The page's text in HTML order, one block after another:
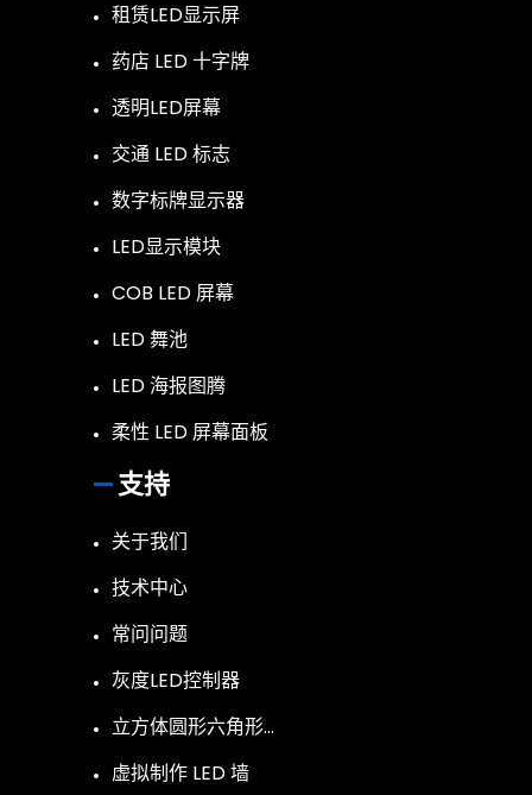
租赁LED显示屏
药店 LED 十字牌
透明LED屏幕
交通 LED 标志
数字标牌显示器
LED显示模块
COB LED 屏幕
LED 舞池
LED 海报图腾
柔性 LED 屏幕面板
支持
关于我们
技术中心
常问问题
灰度LED控制器
立方体圆形六角形…
虚拟制作 LED 墙